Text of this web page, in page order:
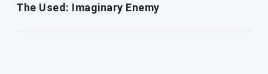
The Used: Imaginary Enemy